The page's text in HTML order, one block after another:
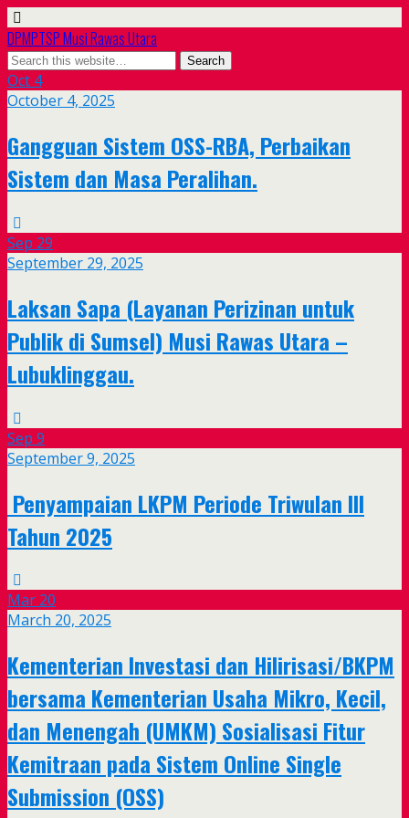
DPMPTSP Musi Rawas Utara
Oct 4
October 4, 2025
Gangguan Sistem OSS-RBA, Perbaikan
Sistem dan Masa Peralihan.
Sep 29
September 29, 2025
Laksan Sapa (Layanan Perizinan untuk
Publik di Sumsel) Musi Rawas Utara –
Lubuklinggau.
Sep 9
September 9, 2025
Penyampaian LKPM Periode Triwulan III
Tahun 2025
Mar 20
March 20, 2025
Kementerian Investasi dan Hilirisasi/BKPM
bersama Kementerian Usaha Mikro, Kecil,
dan Menengah (UMKM) Sosialisasi Fitur
Kemitraan pada Sistem Online Single
Submission (OSS)